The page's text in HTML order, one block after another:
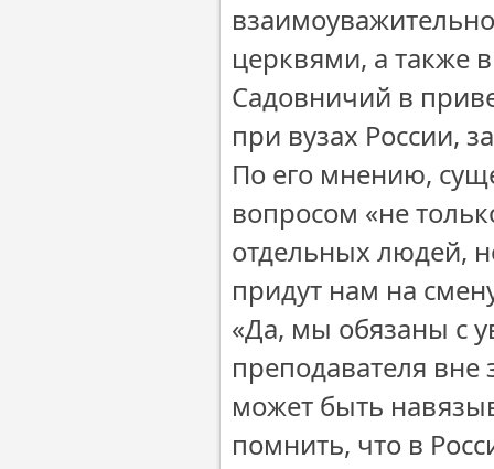
церквями, а также
Садовничий в
при вузах России,
По его мнению,
вопросом «не
отдельных людей,
придут нам на
«Да, мы обязаны с
преподавателя вне
может быть
помнить, что в